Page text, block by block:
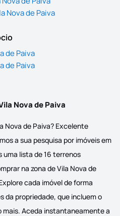
Nova de Paiva
de Paiva
de Paiva
Nova de Paiva
Nova de Paiva? Excelente
a sua pesquisa por imóveis em
uma lista de 16 terrenos
na zona de Vila Nova de
cada imóvel de forma
da propriedade, que incluem o
Aceda instantaneamente a